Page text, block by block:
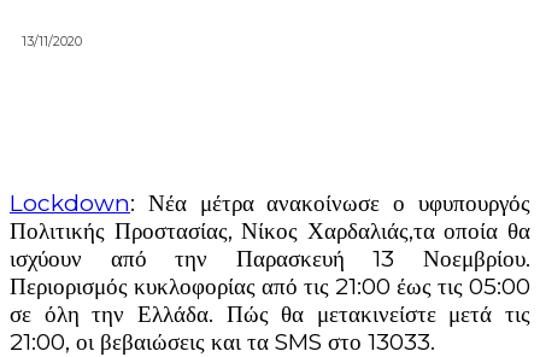
13/11/2020
Lockdown: Νέα μέτρα ανακοίνωσε ο υφυπουργός
Πολιτικής Προστασίας, Νίκος Χαρδαλιάς,τα οποία θα
ισχύουν από την Παρασκευή 13 Νοεμβρίου.
Περιορισμός κυκλοφορίας από τις 21:00 έως τις 05:00
σε όλη την Ελλάδα. Πώς θα μετακινείστε μετά τις
21:00, οι βεβαιώσεις και τα SMS στο 13033.